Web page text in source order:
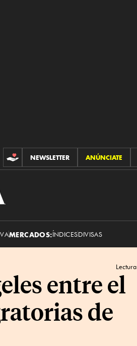
CONTRIBUCIONES
NEWSLETTER ANÚNCIATE
MERCADOS:ÍNDICESDIVISAS
Lectura
entre el
de